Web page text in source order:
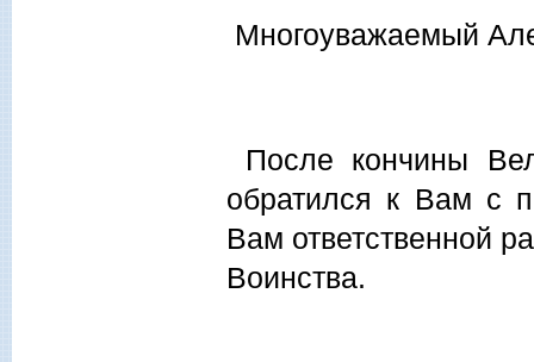
Многоуважаемый
После кончины
обратился к Вам с
Вам ответственной
Воинства.